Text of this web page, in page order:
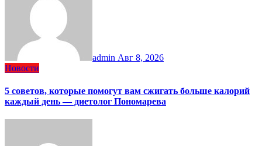
admin Авг 8, 2026
Новости
5 советов, которые помогут вам сжигать больше калорий
каждый день — диетолог Пономарева